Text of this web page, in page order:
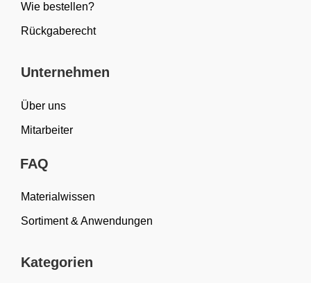
Wie bestellen?
Rückgaberecht
Unternehmen
Über uns
Mitarbeiter
FAQ
Materialwissen
Sortiment & Anwendungen
Kategorien